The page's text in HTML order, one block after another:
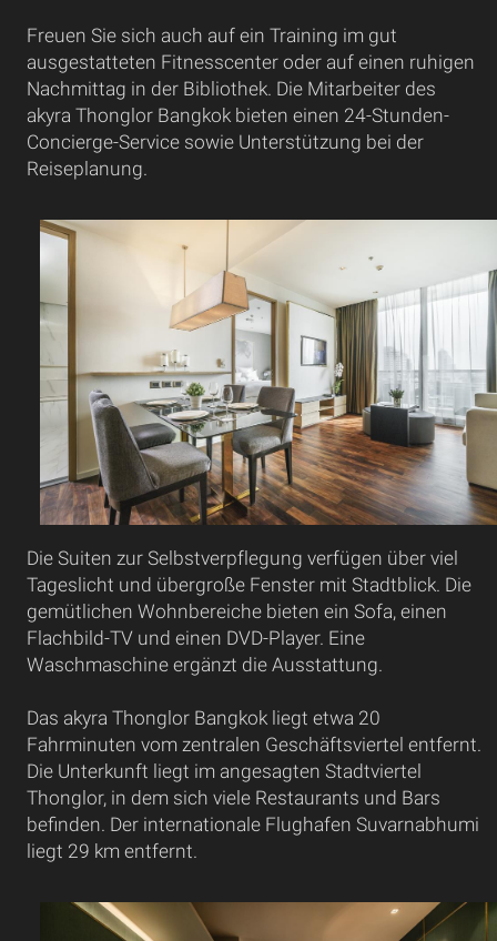
Freuen Sie sich auch auf ein Training im gut
ausgestatteten Fitnesscenter oder auf einen ruhigen
Nachmittag in der Bibliothek. Die Mitarbeiter des
akyra Thonglor Bangkok bieten einen 24-Stunden-
Concierge-Service sowie Unterstützung bei der
Reiseplanung.
Die Suiten zur Selbstverpflegung verfügen über viel
Tageslicht und übergroße Fenster mit Stadtblick. Die
gemütlichen Wohnbereiche bieten ein Sofa, einen
Flachbild-TV und einen DVD-Player. Eine
Waschmaschine ergänzt die Ausstattung.
Das akyra Thonglor Bangkok liegt etwa 20
Fahrminuten vom zentralen Geschäftsviertel entfernt.
Die Unterkunft liegt im angesagten Stadtviertel
Thonglor, in dem sich viele Restaurants und Bars
befinden. Der internationale Flughafen Suvarnabhumi
liegt 29 km entfernt.